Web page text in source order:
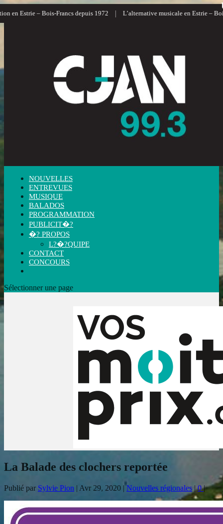
en Estrie – Bois-Francs depuis 1972 L’alternative musicale en Estrie –
NOUVELLES
ENTREVUES
MUSIQUE
BALADOS
PROGRAMMATION
PUBLICIT�?
�? PROPOS
L?�?QUIPE
CONTACT
CONCOURS
Sélectionner une page
La Balade des clochers reportée
Publié par Sylvie Pion | Avr 29, 2020 | Nouvelles régionales |0|